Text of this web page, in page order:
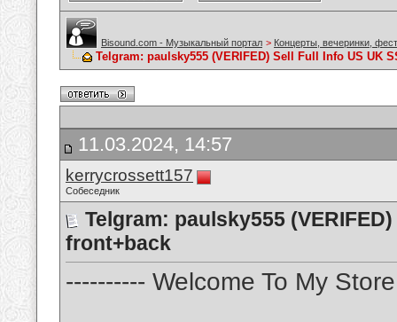
Bisound.com - Музыкальный портал > Концерты, вечеринки,
Telgram: paulsky555 (VERIFED) Sell Full Info US UK
11.03.2024, 14:57
kerrycrossett157
Собеседник
Telgram: paulsky555
front+back
---------- Welcome To My